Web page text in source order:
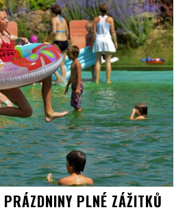
PLNÉ ZÁŽITKŮ